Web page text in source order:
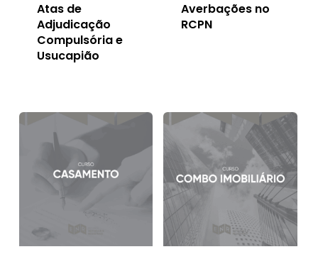
Atas de
Adjudicação
Compulsória e
Usucapião
Averbações no
RCPN